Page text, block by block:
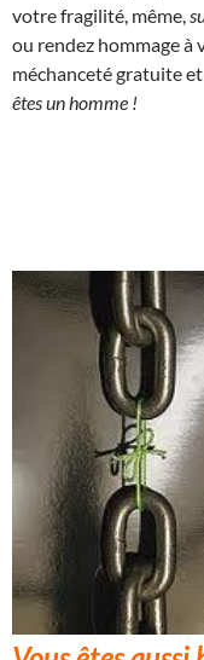
votre fragilité, même,
ou rendez hommage à
méchanceté gratuite
êtes un homme !